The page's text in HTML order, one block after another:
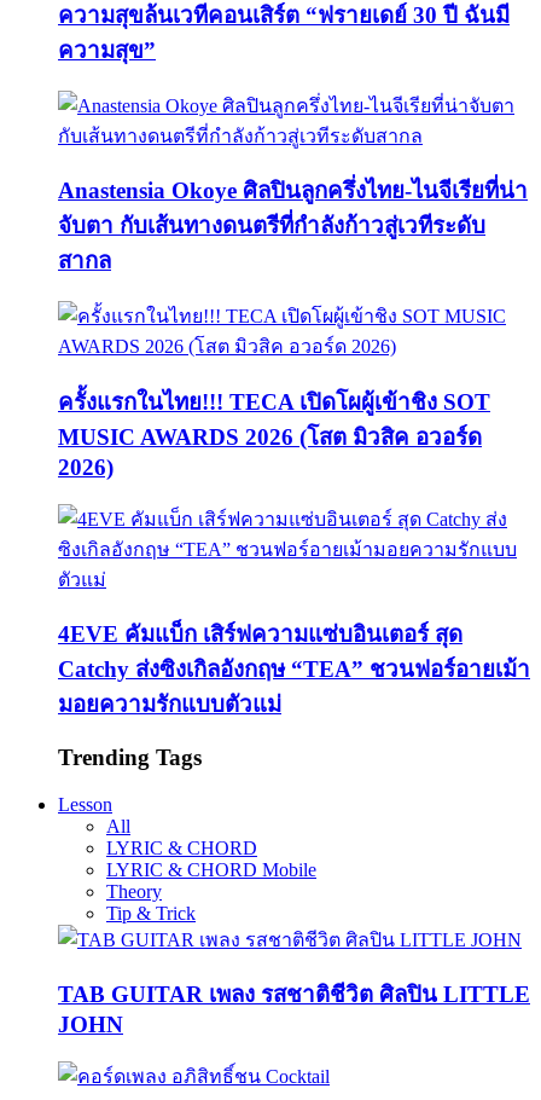
ความสุขล้นเวทีคอนเสิร์ต “ฟรายเดย์ 30 ปี ฉันมี
ความสุข”
Anastensia Okoye ศิลปินลูกครึ่งไทย-ไนจีเรียที่น่า
จับตา กับเส้นทางดนตรีที่กำลังก้าวสู่เวทีระดับ
สากล
ครั้งแรกในไทย!!! TECA เปิดโผผู้เข้าชิง SOT
MUSIC AWARDS 2026 (โสต มิวสิค อวอร์ด
2026)
4EVE คัมแบ็ก เสิร์ฟความแซ่บอินเตอร์ สุด
Catchy ส่งซิงเกิลอังกฤษ “TEA” ชวนฟอร์อายเม้า
มอยความรักแบบตัวแม่
Trending Tags
Lesson
All
LYRIC & CHORD
LYRIC & CHORD Mobile
Theory
Tip & Trick
TAB GUITAR เพลง รสชาติชีวิต ศิลปิน LITTLE
JOHN